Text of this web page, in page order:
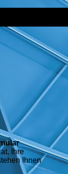
Ihre
Ihnen